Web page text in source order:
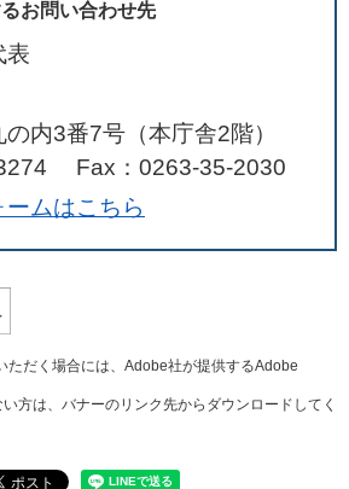
お問い合わせ先
表
内3番7号（本庁舎2階）
Fax：0263-35-2030
ムはこちら
ただく場合には、Adobe社が提供するAdobe
方は、バナーのリンク先からダウンロードしてく